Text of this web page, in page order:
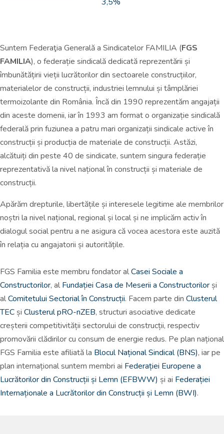
Suntem Federaţia Generală a Sindicatelor FAMILIA (FGS
FAMILIA), o federație sindicală dedicată reprezentării și
îmbunătățirii vieții lucrătorilor din sectoarele construcțiilor,
materialelor de construcții, industriei lemnului și tâmplăriei
termoizolante din România. Încă din 1990 reprezentăm angajații
din aceste domenii, iar în 1993 am format o organizație sindicală
federală prin fuziunea a patru mari organizații sindicale active în
construcții și producția de materiale de construcții. Astăzi,
alcătuiți din peste 40 de sindicate, suntem singura federație
reprezentativă la nivel național în construcții și materiale de
construcții.
Apărăm drepturile, libertățile și interesele legitime ale membrilor
noștri la nivel național, regional și local și ne implicăm activ în
dialogul social pentru a ne asigura că vocea acestora este auzită
în relația cu angajatorii și autoritățile.
FGS Familia este membru fondator alCasei Sociale a
Constructorilor, al Fundației Casa de Meserii a Constructorilor și
alComitetului Sectorial în Construcții. Facem parte din Clusterul
TEC și Clusterul pRO-nZEB, structuri asociative dedicate
creșterii competitivității sectorului de construcții, respectiv
promovării clădirilor cu consum de energie redus. Pe plan național
FGS Familia este afiliată la Blocul Național Sindical (BNS), iar pe
plan internațional suntem membri ai Federației Europene a
Lucrătorilor din Construcții și Lemn (EFBWW) și ai Federației
Internaționale a Lucrătorilor din Construcții și Lemn (BWI).